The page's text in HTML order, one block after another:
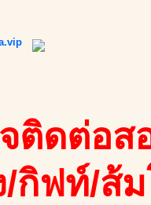
ติดต่อส
/กิฟท์/ส้